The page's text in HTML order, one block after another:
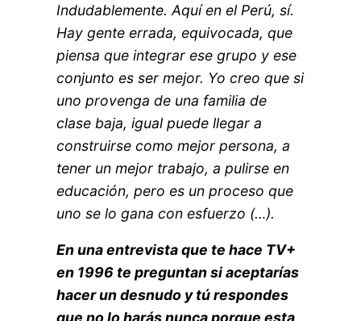
Indudablemente. Aquí en el Perú, sí.
Hay gente errada, equivocada, que
piensa que integrar ese grupo y ese
conjunto es ser mejor. Yo creo que si
uno provenga de una familia de
clase baja, igual puede llegar a
construirse como mejor persona, a
tener un mejor trabajo, a pulirse en
educación, pero es un proceso que
uno se lo gana con esfuerzo (…).
En una entrevista que te hace TV+
en 1996 te preguntan si aceptarías
hacer un desnudo y tú respondes